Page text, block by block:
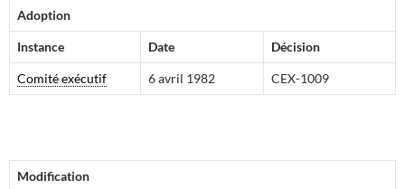
Adoption
Instance Date Décision
Comité exécutif 6 avril 1982 CEX-1009
Modification